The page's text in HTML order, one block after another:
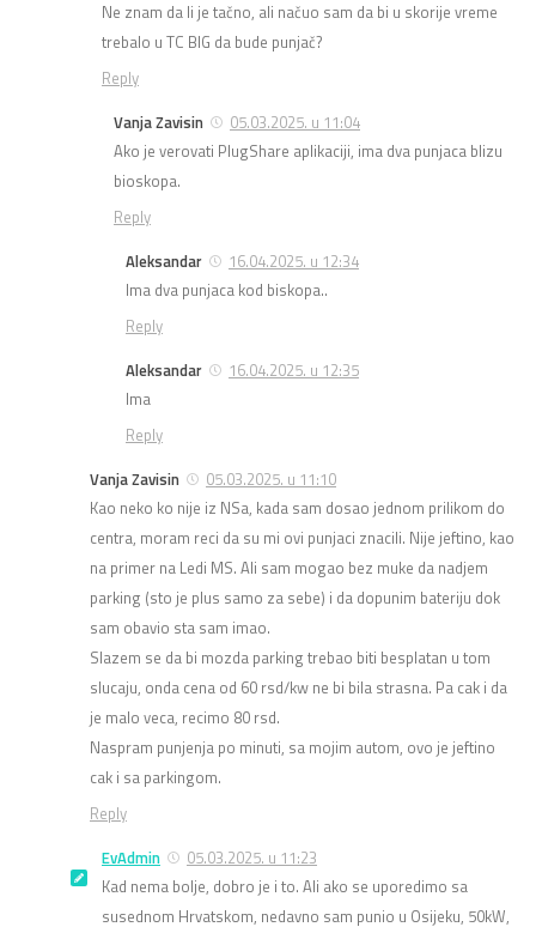
Ne znam da li je tačno, ali načuo sam da bi u skorije vreme
trebalo u TC BIG da bude punjač?
Reply
Vanja Zavisin
05.03.2025. u 11:04
Ako je verovati PlugShare aplikaciji, ima dva punjaca blizu
bioskopa.
Reply
Aleksandar
16.04.2025. u 12:34
Ima dva punjaca kod biskopa..
Reply
Aleksandar
16.04.2025. u 12:35
Ima
Reply
Vanja Zavisin
05.03.2025. u 11:10
Kao neko ko nije iz NSa, kada sam dosao jednom prilikom do
centra, moram reci da su mi ovi punjaci znacili. Nije jeftino, kao
na primer na Ledi MS. Ali sam mogao bez muke da nadjem
parking (sto je plus samo za sebe) i da dopunim bateriju dok
sam obavio sta sam imao.
Slazem se da bi mozda parking trebao biti besplatan u tom
slucaju, onda cena od 60 rsd/kw ne bi bila strasna. Pa cak i da
je malo veca, recimo 80 rsd.
Naspram punjenja po minuti, sa mojim autom, ovo je jeftino
cak i sa parkingom.
Reply
EvAdmin
05.03.2025. u 11:23
Kad nema bolje, dobro je i to. Ali ako se uporedimo sa
susednom Hrvatskom, nedavno sam punio u Osijeku, 50kW,